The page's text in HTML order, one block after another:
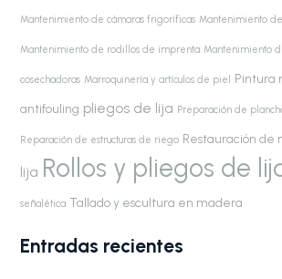
Mantenimiento de cámaras frigoríficas Mantenimiento
Mantenimiento de rodillos de imprenta Mantenimiento
cosechadoras Marroquinería y artículos de piel Pintura
antifouling pliegos de lija Preparación de
Reparación de estructuras de riego Restauración de
lija Rollos y pliegos de
señalética Tallado y escultura en madera
Entradas recientes